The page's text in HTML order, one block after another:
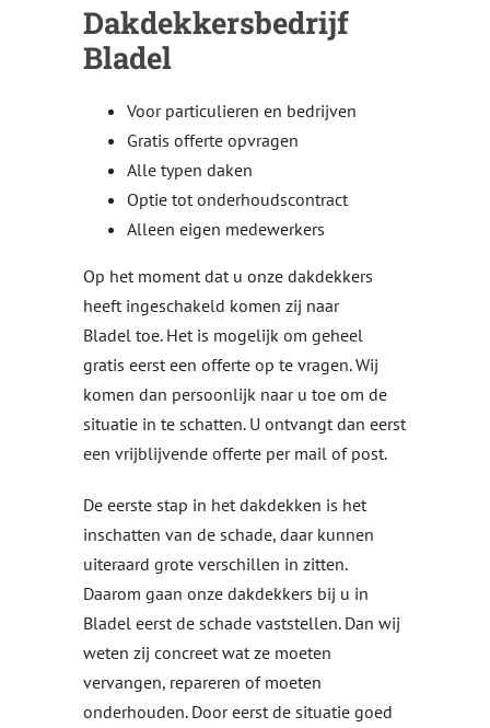
Dakdekkersbedrijf
Bladel
Voor particulieren en bedrijven
Gratis offerte opvragen
Alle typen daken
Optie tot onderhoudscontract
Alleen eigen medewerkers
Op het moment dat u onze dakdekkers
heeft ingeschakeld komen zij naar
Bladel toe. Het is mogelijk om geheel
gratis eerst een offerte op te vragen. Wij
komen dan persoonlijk naar u toe om de
situatie in te schatten. U ontvangt dan eerst
een vrijblijvende offerte per mail of post.
De eerste stap in het dakdekken is het
inschatten van de schade, daar kunnen
uiteraard grote verschillen in zitten.
Daarom gaan onze dakdekkers bij u in
Bladel eerst de schade vaststellen. Dan wij
weten zij concreet wat ze moeten
vervangen, repareren of moeten
onderhouden. Door eerst de situatie goed